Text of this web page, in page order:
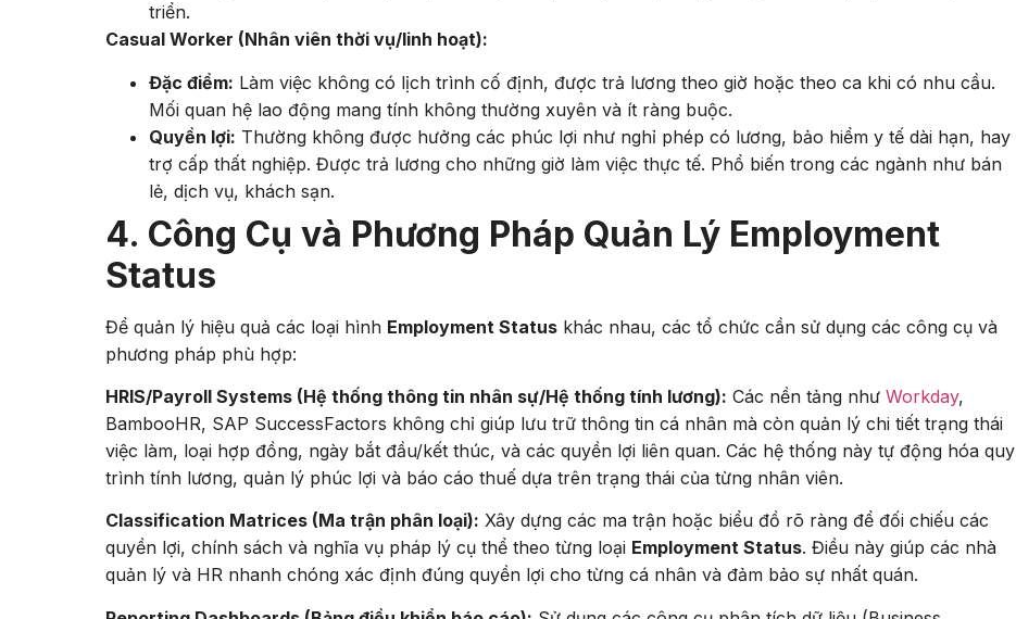
triển.
Casual Worker (Nhân viên thời vụ/linh hoạt):
Đặc điểm: Làm việc không có lịch trình cố định, được trả lương theo giờ hoặc theo ca khi có nhu cầu.
Mối quan hệ lao động mang tính không thường xuyên và ít ràng buộc.
Quyền lợi: Thường không được hưởng các phúc lợi như nghỉ phép có lương, bảo hiểm y tế dài hạn, hay
trợ cấp thất nghiệp. Được trả lương cho những giờ làm việc thực tế. Phổ biến trong các ngành như bán
lẻ, dịch vụ, khách sạn.
4. Công Cụ và Phương Pháp Quản Lý Employment
Status
Để quản lý hiệu quả các loại hình Employment Status khác nhau, các tổ chức cần sử dụng các công cụ và
phương pháp phù hợp:
HRIS/Payroll Systems (Hệ thống thông tin nhân sự/Hệ thống tính lương): Các nền tảng như Workday,
BambooHR, SAP SuccessFactors không chỉ giúp lưu trữ thông tin cá nhân mà còn quản lý chi tiết trạng thái
việc làm, loại hợp đồng, ngày bắt đầu/kết thúc, và các quyền lợi liên quan. Các hệ thống này tự động hóa quy
trình tính lương, quản lý phúc lợi và báo cáo thuế dựa trên trạng thái của từng nhân viên.
Classification Matrices (Ma trận phân loại): Xây dựng các ma trận hoặc biểu đồ rõ ràng để đối chiếu các
quyền lợi, chính sách và nghĩa vụ pháp lý cụ thể theo từng loại Employment Status. Điều này giúp các nhà
quản lý và HR nhanh chóng xác định đúng quyền lợi cho từng cá nhân và đảm bảo sự nhất quán.